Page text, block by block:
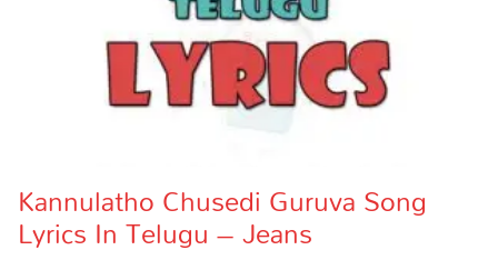
Kannulatho Chusedi Guruva Song
Lyrics In Telugu – Jeans